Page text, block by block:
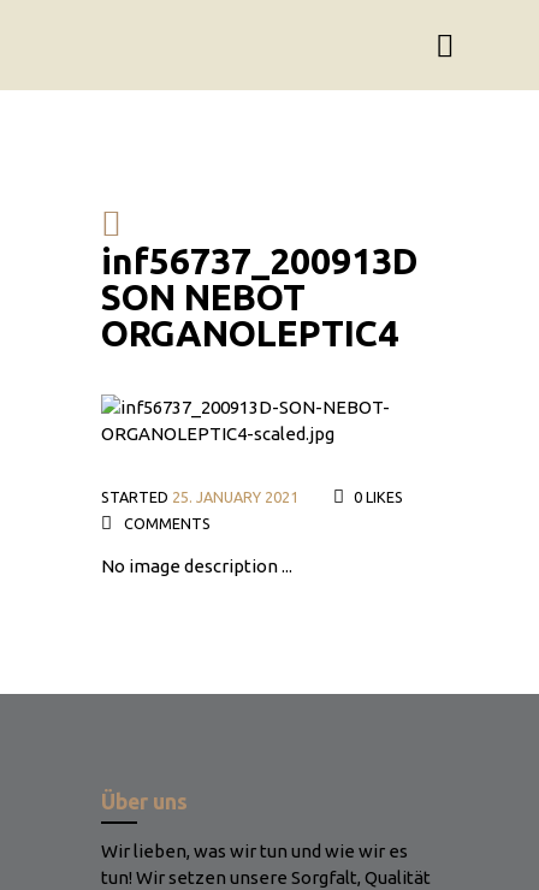
inf56737_200913D
SON NEBOT
ORGANOLEPTIC4
STARTED 25. JANUARY 2021 0LIKES
COMMENTS
No image description ...
Über uns
Wir lieben, was wir tun und wie wir es
tun! Wir setzen unsere Sorgfalt, Qualität